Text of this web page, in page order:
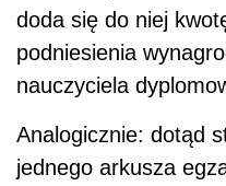
doda się do niej
podniesienia
nauczyciela
Analogicznie: dotąd
jednego arkusza